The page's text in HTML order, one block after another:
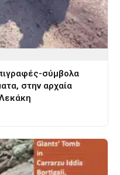
σύμβολα
στην αρχαία